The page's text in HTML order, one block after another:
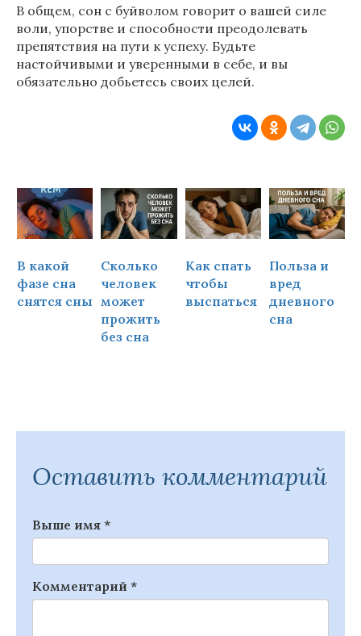
В общем, сон с буйволом говорит о вашей силе
воли, упорстве и способности преодолевать
препятствия на пути к успеху. Будьте
настойчивыми и уверенными в себе, и вы
обязательно добьетесь своих целей.
В какой
фазе сна
снятся сны
Сколько
человек
может
прожить
без сна
Как спать
чтобы
выспаться
Польза и
вред
дневного
сна
Оставить комментарий
Выше имя *
Комментарий *